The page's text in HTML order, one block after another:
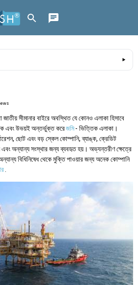
সীমানার বাইরে অবস্থিত যে কোনও এলাকা হিসাবে
এবং উভয়ই অন্তর্ভুক্ত করেজমি- ভিত্তিক এলাকা।
ছোট এবং বড় স্কেল কোম্পানি, ব্যাঙ্ক, ক্রেডিট
এবং অন্যান্য সংস্থার জন্য ব্যবহৃত হয়। অভ্যন্তরীণ ক্ষেত্রে
বিধিনিষেধ থেকে মুক্তি পাওয়ার জন্য অনেক কোম্পানি
.